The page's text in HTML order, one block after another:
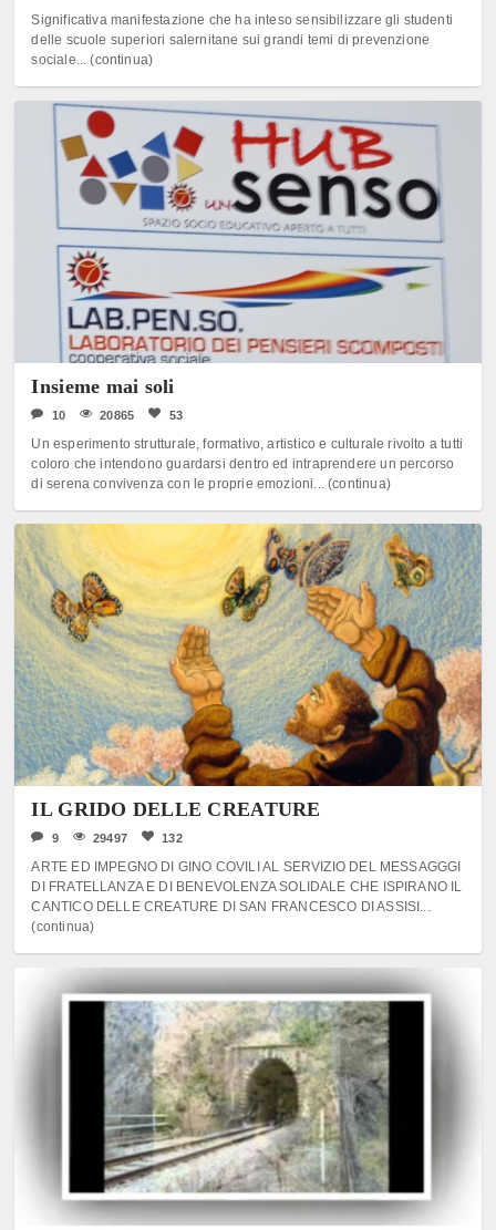
Significativa manifestazione che ha inteso sensibilizzare gli studenti
delle scuole superiori salernitane sui grandi temi di prevenzione
sociale... (continua)
Insieme mai soli
10 20865 53
Un esperimento strutturale, formativo, artistico e culturale rivolto a tutti
coloro che intendono guardarsi dentro ed intraprendere un percorso
di serena convivenza con le proprie emozioni... (continua)
IL GRIDO DELLE CREATURE
9 29497 132
ARTE ED IMPEGNO DI GINO COVILI AL SERVIZIO DEL MESSAGGGI
DI FRATELLANZA E DI BENEVOLENZA SOLIDALE CHE ISPIRANO IL
CANTICO DELLE CREATURE DI SAN FRANCESCO DI ASSISI...
(continua)